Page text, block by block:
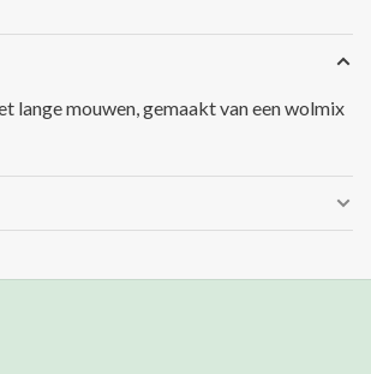
lange mouwen, gemaakt van een wolmix